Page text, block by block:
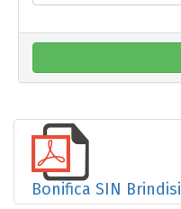
Bonifica SIN Brindisi